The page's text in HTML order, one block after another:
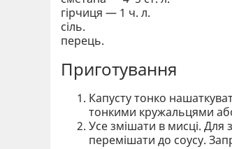
гірчиця — 1 ч. л.
сіль.
перець.
Приготування
Капусту тонко
тонкими кружальцями або
Усе змішати в мисці. Для
перемішати до соусу.